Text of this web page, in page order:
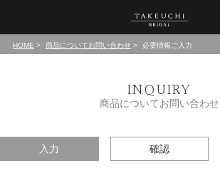
HOME 商品についてお問い合わせ 必要情報ご入力
INQUIRY
商品についてお問い合わせ
入力 確認